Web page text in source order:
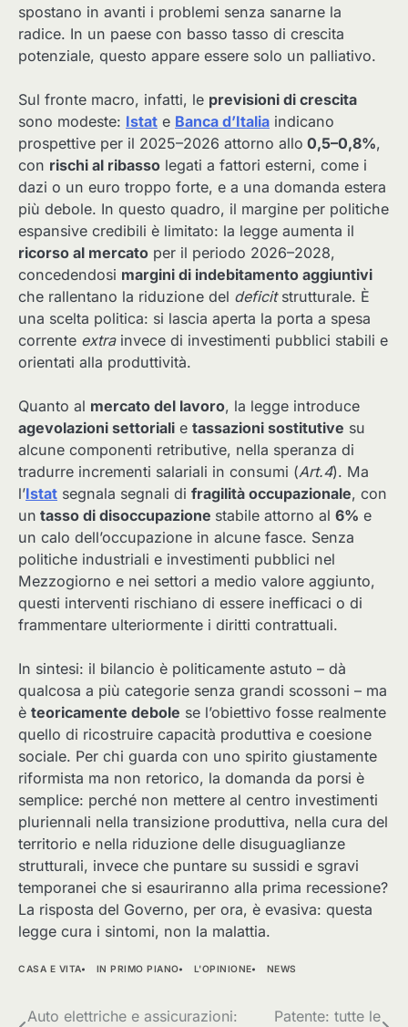
spostano in avanti i problemi senza sanarne la
radice. In un paese con basso tasso di crescita
potenziale, questo appare essere solo un palliativo.
Sul fronte macro, infatti, le previsioni di crescita
sono modeste: Istat e Banca d’Italia indicano
prospettive per il 2025–2026 attorno allo 0,5–0,8%,
con rischi al ribasso legati a fattori esterni, come i
dazi o un euro troppo forte, e a una domanda estera
più debole. In questo quadro, il margine per politiche
espansive credibili è limitato: la legge aumenta il
ricorso al mercato per il periodo 2026–2028,
concedendosi margini di indebitamento aggiuntivi
che rallentano la riduzione del deficitstrutturale. È
una scelta politica: si lascia aperta la porta a spesa
corrente extrainvece di investimenti pubblici stabili e
orientati alla produttività.
Quanto al mercato del lavoro, la legge introduce
agevolazioni settoriali e tassazioni sostitutive su
alcune componenti retributive, nella speranza di
tradurre incrementi salariali in consumi (Art.4). Ma
l’Istat segnala segnali di fragilità occupazionale, con
un tasso di disoccupazione stabile attorno al 6% e
un calo dell’occupazione in alcune fasce. Senza
politiche industriali e investimenti pubblici nel
Mezzogiorno e nei settori a medio valore aggiunto,
questi interventi rischiano di essere inefficaci o di
frammentare ulteriormente i diritti contrattuali.
In sintesi: il bilancio è politicamente astuto – dà
qualcosa a più categorie senza grandi scossoni – ma
è teoricamente debole se l’obiettivo fosse realmente
quello di ricostruire capacità produttiva e coesione
sociale. Per chi guarda con uno spirito giustamente
riformista ma non retorico, la domanda da porsi è
semplice: perché non mettere al centro investimenti
pluriennali nella transizione produttiva, nella cura del
territorio e nella riduzione delle disuguaglianze
strutturali, invece che puntare su sussidi e sgravi
temporanei che si esauriranno alla prima recessione?
La risposta del Governo, per ora, è evasiva: questa
legge cura i sintomi, non la malattia.
CASA E VITA IN PRIMO PIANO L'OPINIONE NEWS
Navigazione
Auto elettriche e assicurazioni: Patente: tutte le